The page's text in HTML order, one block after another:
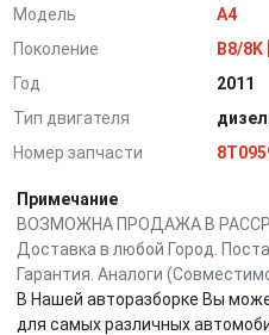
Модель
A4
Поколение
B8/8K
Год
2011
Тип двигателя
Номер запчасти
Примечание
ВОЗМОЖНА ПРОДАЖА В
Доставка в любой Город.
Гарантия. Аналоги
В Нашей авторазборке Вы
для самых различных